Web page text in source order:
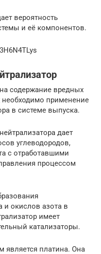
вероятность
и её компонентов.
содержание вредных
необходимо применение
в системе выпуска.
дает
углеводородов,
с отработавшими
процессом
и окислов азота в
имеет
катализаторы.
является платина. Она